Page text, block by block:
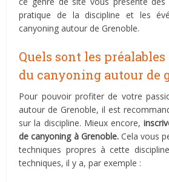
pratique de la discipline et les
canyoning autour de Grenoble.
Quels sont les
du canyoning autour de
Pour pouvoir profiter de votre
autour de Grenoble, il est
sur la discipline. Mieux encore,
de canyoning à Grenoble.Cela vous
techniques propres à cette
techniques, il y a, par exemple :